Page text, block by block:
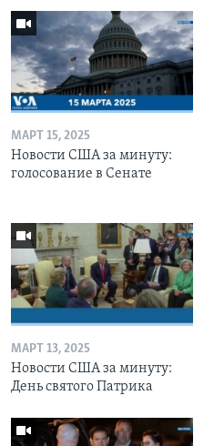
МАРТ 15, 2025
Новости США за минуту:
голосование в Сенате
МАРТ 13, 2025
Новости США за минуту:
День святого Патрика